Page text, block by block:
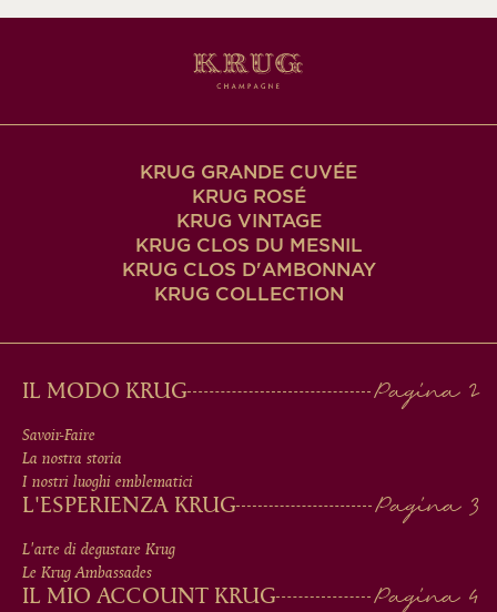
KRUG GRANDE CUVÉE
KRUG ROSÉ
KRUG VINTAGE
KRUG CLOS DU MESNIL
KRUG CLOS D'AMBONNAY
KRUG COLLECTION
MAIN
MEN
IN
FOOTER
IL MODO KRUG
Savoir-Faire
La nostra storia
I nostri luoghi emblematici
L'ESPERIENZA KRUG
L'arte di degustare Krug
Le Krug Ambassades
IL MIO ACCOUNT KRUG